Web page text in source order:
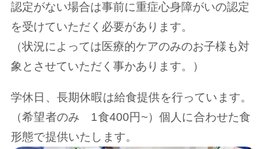
認定がない場合は事前に重症心身障がいの認定
を受けていただく必要があります。
（状況によっては医療的ケアのみのお子様も対
象とさせていただく事かあります。）
学休日、長期休暇は給食提供を行っています。
（希望者のみ 1食400円~）個人に合わせた食
形態で提供いたします。